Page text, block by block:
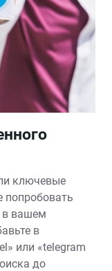
ключевые
попробовать
в вашем
в
или «telegram
до